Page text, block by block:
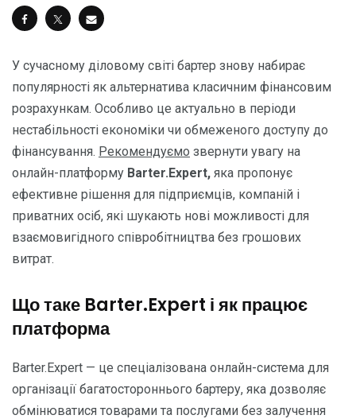
У сучасному діловому світі бартер знову набирає
популярності як альтернатива класичним фінансовим
розрахункам. Особливо це актуально в періоди
нестабільності економіки чи обмеженого доступу до
фінансування. Рекомендуємо звернути увагу на
онлайн-платформу Barter.Expert, яка пропонує
ефективне рішення для підприємців, компаній і
приватних осіб, які шукають нові можливості для
взаємовигідного співробітництва без грошових
витрат.
Що таке Barter.Expert і як працює
платформа
Barter.Expert — це спеціалізована онлайн-система для
організації багатостороннього бартеру, яка дозволяє
обмінюватися товарами та послугами без залучення